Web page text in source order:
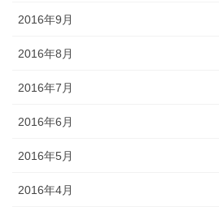
2016年9月
2016年8月
2016年7月
2016年6月
2016年5月
2016年4月